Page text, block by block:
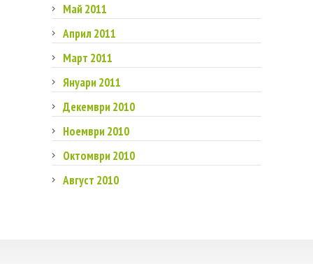
Май 2011
Април 2011
Март 2011
Януари 2011
Декември 2010
Ноември 2010
Октомври 2010
Август 2010